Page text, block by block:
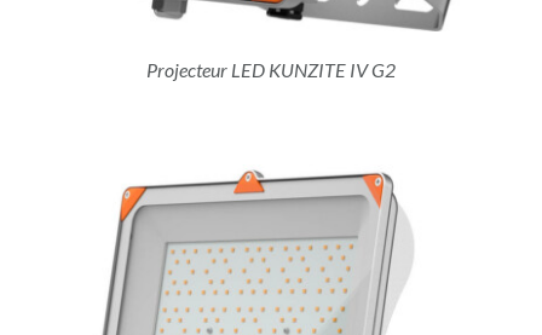
Projecteur LED KUNZITE IV G2